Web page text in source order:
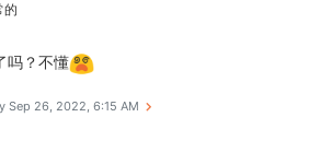
的
吗？不懂
Sep 26, 2022, 6:15 AM